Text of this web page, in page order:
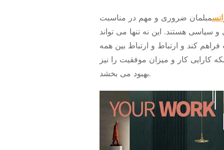
مبلمان ضروری و مهم در مناسبت
سیاسی هستند. این نه تنها می تواند
کند و ارتباط و ارتباط بین همه
کارایی کار و میزان موفقیت را نیز
بهبود می بخشد.